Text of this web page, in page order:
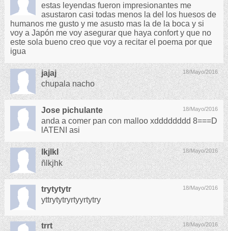
estas leyendas fueron impresionantes me
asustaron casi todas menos la del los huesos de
humanos me gusto y me asusto mas la de la boca y si
voy a Japón me voy asegurar que haya confort y que no
este sola bueno creo que voy a recitar el poema por que
igua
18/Mayo/2016
jajaj
chupala nacho
18/Mayo/2016
Jose pichulante
anda a comer pan con malloo xdddddddd 8===D
lATENI asi
18/Mayo/2016
lkjlkl
ñlkjhk
18/Mayo/2016
trytytytr
yttrytytryrtyyrtytry
18/Mayo/2016
trrt